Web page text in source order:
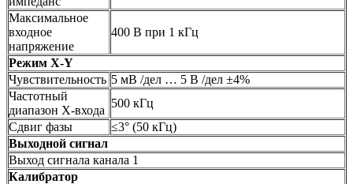
Максимальное
входное
напряжение
400 В при 1 кГц
Режим X-Y
Чувствительность 5 мВ /дел … 5 В /дел ±4%
Частотный
диапазон X-входа
500 кГц
Сдвиг фазы
≤3° (50 кГц)
Выходной сигнал
Выход сигнала канала 1
Калибратор